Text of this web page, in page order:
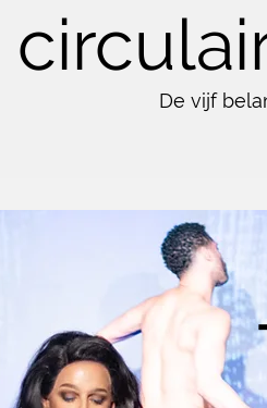
De vijf